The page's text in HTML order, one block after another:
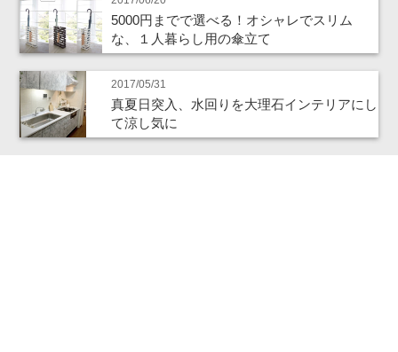
5000円までで選べる！オシャレでスリム
な、１人暮らし用の傘立て
2017/05/31
真夏日突入、水回りを大理石インテリアにし
て涼し気に